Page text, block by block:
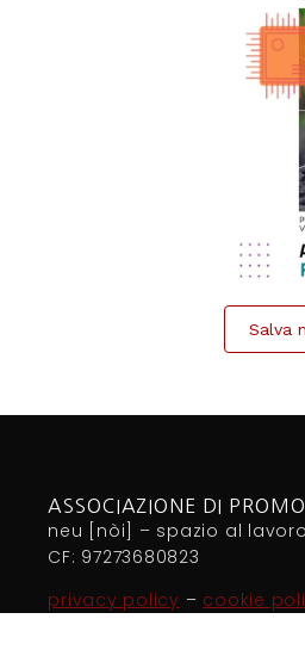
Salva
ASSOCIAZIONE DI
neu [nòi] – spazio al lavoro
CF: 97273680823
privacy policy – cookie